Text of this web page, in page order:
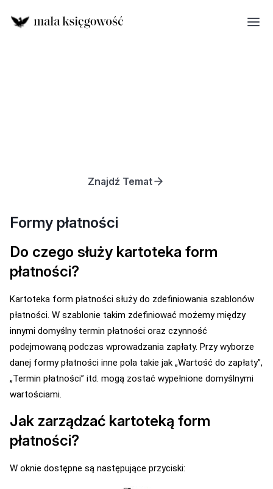
Znajdź Temat
Formy płatności
Do czego służy kartoteka form
płatności?
Kartoteka form płatności służy do zdefiniowania szablonów
płatności. W szablonie takim zdefiniować możemy między
innymi domyślny termin płatności oraz czynność
podejmowaną podczas wprowadzania zapłaty. Przy wyborze
danej formy płatności inne pola takie jak „Wartość do zapłaty”,
„Termin płatności” itd. mogą zostać wypełnione domyślnymi
wartościami.
Jak zarządzać kartoteką form
płatności?
W oknie dostępne są następujące przyciski: